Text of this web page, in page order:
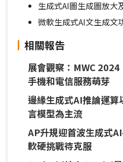
生成式AI圖生成圖放大
微軟生成式AI文生成文
相關報告
展會觀察：MWC
手機和電信服務萌芽
邊緣生成式AI推論運
言模型為主流
AP升規迎首波生成式
軟硬挑戰待克服